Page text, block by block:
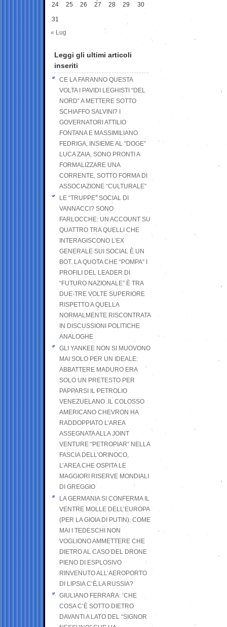
24 25 26 27 28 29 30
31
« Lug
Leggi gli ultimi articoli
inseriti
CE LA FARANNO QUESTA
VOLTA I PAVIDI LEGHISTI “DEL
NORD” A METTERE SOTTO
SCHIAFFO SALVINI? I
GOVERNATORI ATTILIO
FONTANA E MASSIMILIANO
FEDRIGA, INSIEME AL “DOGE”
LUCA ZAIA, SONO PRONTI A
FORMALIZZARE UNA
CORRENTE, SOTTO FORMA DI
ASSOCIAZIONE “CULTURALE”
LE “TRUPPE” SOCIAL DI
VANNACCI? SONO
FARLOCCHE: UN ACCOUNT SU
QUATTRO TRA QUELLI CHE
INTERAGISCONO L’EX
GENERALE SUI SOCIAL È UN
BOT. LA QUOTA CHE “POMPA” I
PROFILI DEL LEADER DI
“FUTURO NAZIONALE” È TRA
DUE-TRE VOLTE SUPERIORE
RISPETTO A QUELLA
NORMALMENTE RISCONTRATA
IN DISCUSSIONI POLITICHE
ANALOGHE
GLI YANKEE NON SI MUOVONO
MAI SOLO PER UN IDEALE:
ABBATTERE MADURO ERA
SOLO UN PRETESTO PER
PAPPARSI IL PETROLIO
VENEZUELANO .IL COLOSSO
AMERICANO CHEVRON HA
RADDOPPIATO L’AREA
ASSEGNATA ALLA JOINT
VENTURE “PETROPIAR” NELLA
FASCIA DELL’ORINOCO,
L’AREA CHE OSPITA LE
MAGGIORI RISERVE MONDIALI
DI GREGGIO
LA GERMANIA SI CONFERMA IL
VENTRE MOLLE DELL’EUROPA
(PER LA GIOIA DI PUTIN). COME
MAI I TEDESCHI NON
VOGLIONO AMMETTERE CHE
DIETRO AL CASO DEL DRONE
PIENO DI ESPLOSIVO
RINVENUTO ALL’AEROPORTO
DI LIPSIA C’È LA RUSSIA?
GIULIANO FERRARA: ’CHE
COSA C’È SOTTO DIETRO
DAVANTI A LATO DEL “SIGNOR